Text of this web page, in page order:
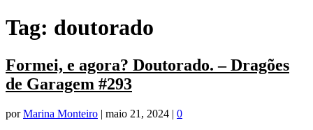
Tag: doutorado
Formei, e agora? Doutorado. – Dragões
de Garagem #293
porMarina Monteiro | maio 21, 2024 | 0